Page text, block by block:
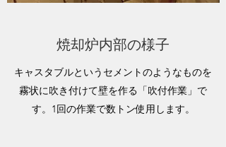
焼却炉内部の様子
キャスタブルというセメントのようなものを
霧状に吹き付けて壁を作る「吹付作業」で
す。1回の作業で数トン使用します。